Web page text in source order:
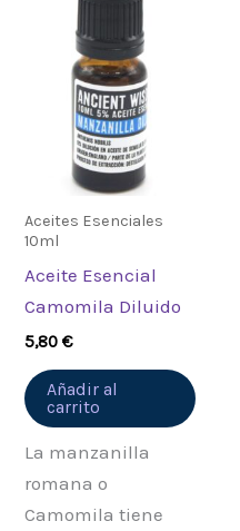
Aceites Esenciales
10ml
Aceite Esencial
Camomila Diluido
5,80€
Añadir al
carrito
La manzanilla
romana o
Camomila tiene